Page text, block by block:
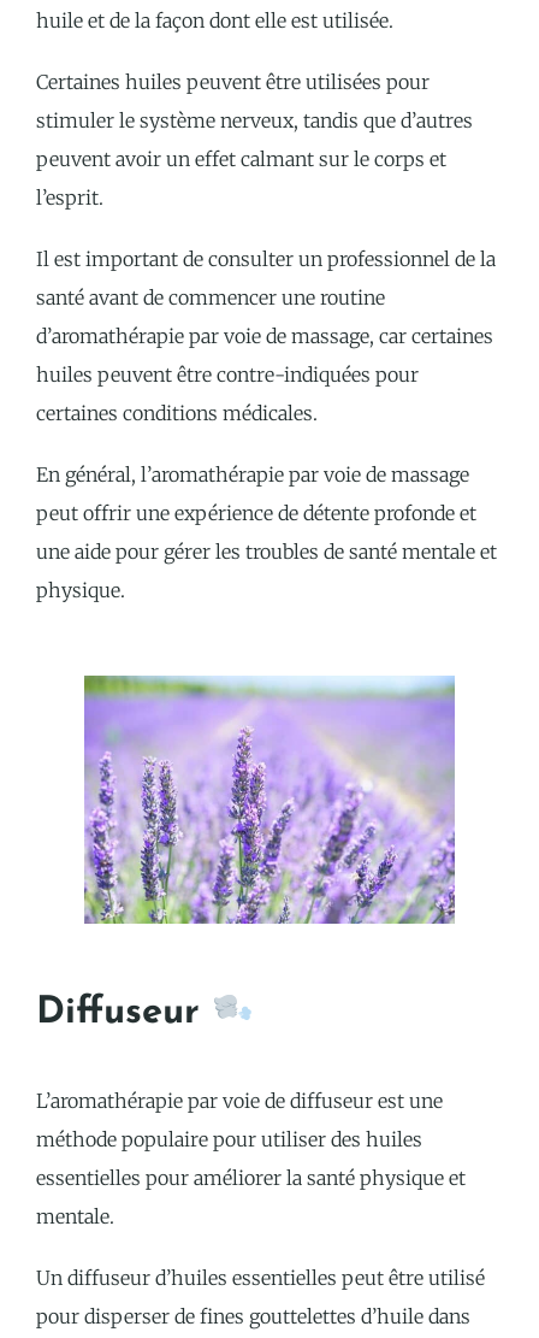
huile et de la façon dont elle est utilisée.
Certaines huiles peuvent être utilisées pour
stimuler le système nerveux, tandis que d’autres
peuvent avoir un effet calmant sur le corps et
l’esprit.
Il est important de consulter un professionnel de la
santé avant de commencer une routine
d’aromathérapie par voie de massage, car certaines
huiles peuvent être contre-indiquées pour
certaines conditions médicales.
En général, l’aromathérapie par voie de massage
peut offrir une expérience de détente profonde et
une aide pour gérer les troubles de santé mentale et
physique.
Diffuseur
L’aromathérapie par voie de diffuseur est une
méthode populaire pour utiliser des huiles
essentielles pour améliorer la santé physique et
mentale.
Un diffuseur d’huiles essentielles peut être utilisé
pour disperser de fines gouttelettes d’huile dans